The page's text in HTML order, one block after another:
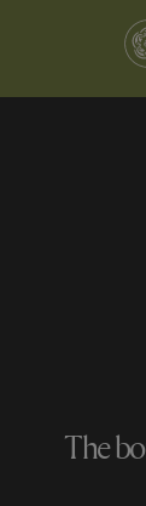
The